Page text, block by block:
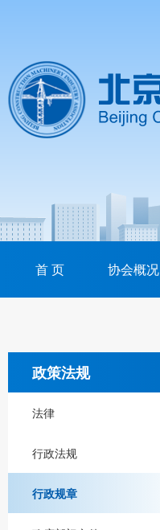
首 页 协会概况
政策法规
法律
行政法规
行政规章